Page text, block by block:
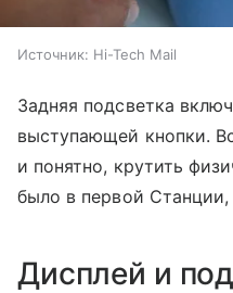
Источник: Hi-Tech Mail
Задняя подсветка
выступающей кнопки.
и понятно, крутить
было в первой Станции,
Дисплей и